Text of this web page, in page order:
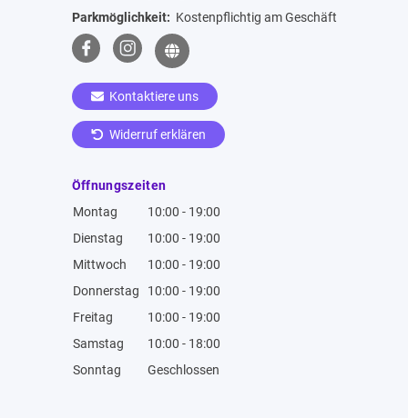
Parkmöglichkeit: Kostenpflichtig am Geschäft
Kontaktiere uns
Widerruf erklären
Öffnungszeiten
Montag
10:00 - 19:00
Dienstag
10:00 - 19:00
Mittwoch
10:00 - 19:00
Donnerstag
10:00 - 19:00
Freitag
10:00 - 19:00
Samstag
10:00 - 18:00
Sonntag
Geschlossen